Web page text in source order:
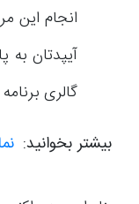
انجام این
آیپدتان به
گالری برنامه GarageBand ذخیره می‌شود.
بیشتر بخوانید: